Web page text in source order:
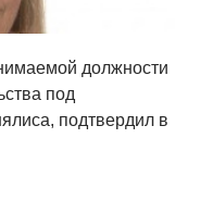
должности
под
подтвердил в